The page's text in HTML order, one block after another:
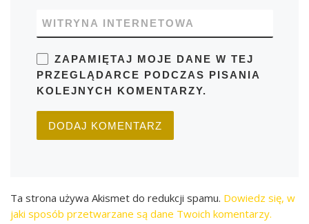
WITRYNA INTERNETOWA
ZAPAMIĘTAJ MOJE DANE W TEJ
PRZEGLĄDARCE PODCZAS PISANIA
KOLEJNYCH KOMENTARZY.
Ta strona używa Akismet do redukcji spamu. Dowiedz się, w
jaki sposób przetwarzane są dane Twoich komentarzy.